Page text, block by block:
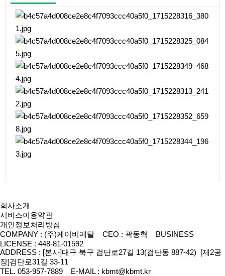
회사소개
서비스이용약관
개인정보처리방침
COMPANY : (주)케이비메탈 CEO : 곽동혁 BUSINESS
LICENSE : 448-81-01592
ADDRESS : [본사]대구 북구 검단로27길 13(검단동 887-42) [제2공
장]검단로31길 33-11
TEL. 053-957-7889 E-MAIL : kbmt@kbmt.kr